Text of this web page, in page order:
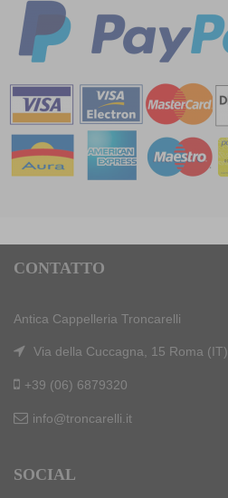
CONTATTO
Antica Cappelleria Troncarelli
Via della Cuccagna, 15 Roma (IT)
+39 (06) 6879320
info@troncarelli.it
SOCIAL